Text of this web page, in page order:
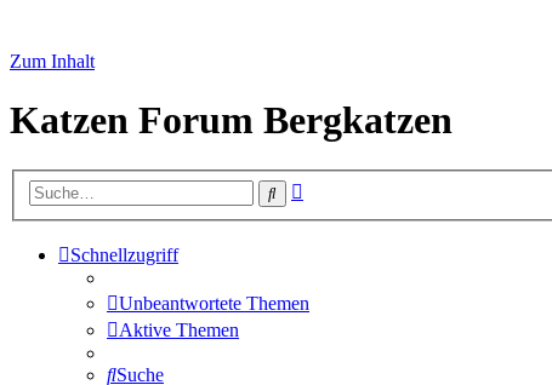
Zum Inhalt
Katzen Forum Bergkatzen
Suche
Schnellzugriff
Unbeantwortete Themen
Aktive Themen
Suche